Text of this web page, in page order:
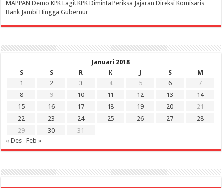
‎MAPPAN Demo KPK Lagi! KPK Diminta Periksa Jajaran Direksi Komisaris
Bank Jambi Hingga Gubernur ‎
Januari 2018
S
S R K J S
M
1
2 3 4 5 6
7
8
9 10 11 12 13
14
15
16 17 18 19 20
21
22
23 24 25 26 27
28
29
30
31
« Des
Feb »